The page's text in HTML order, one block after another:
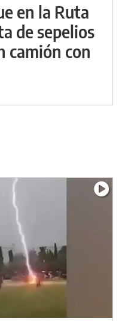
en la Ruta
de sepelios
camión con